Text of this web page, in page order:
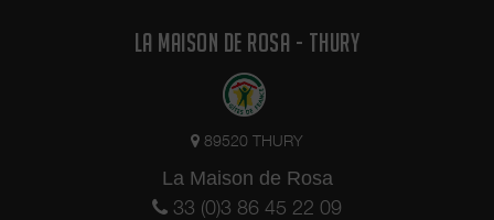
LA MAISON DE ROSA - THURY
89520 THURY
La Maison de Rosa
33 (0)3 86 45 22 09